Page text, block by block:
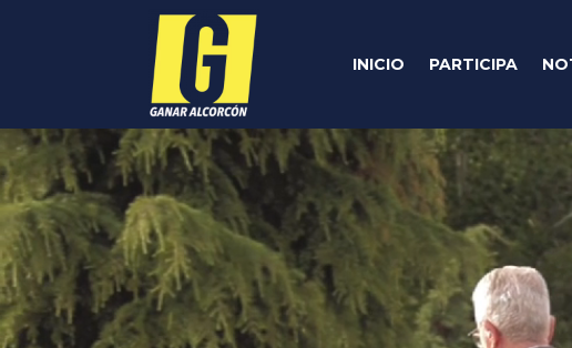
INICIO PARTICIPA
Reproductor
de
vídeo